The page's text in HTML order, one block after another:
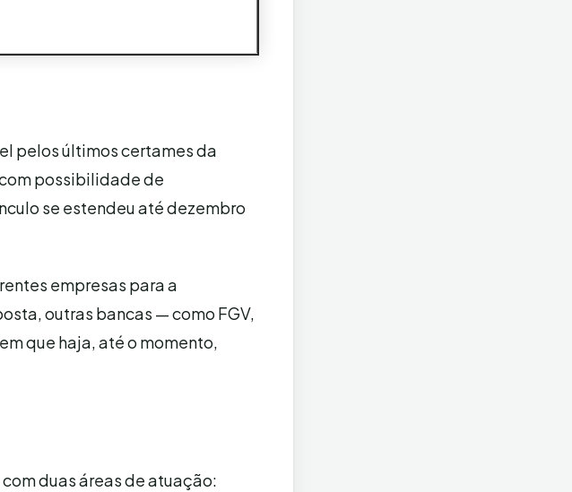
pelos últimos certames da
possibilidade de
se estendeu até dezembro
empresas para a
outras bancas — como FGV,
que haja, até o momento,
duas áreas de atuação: